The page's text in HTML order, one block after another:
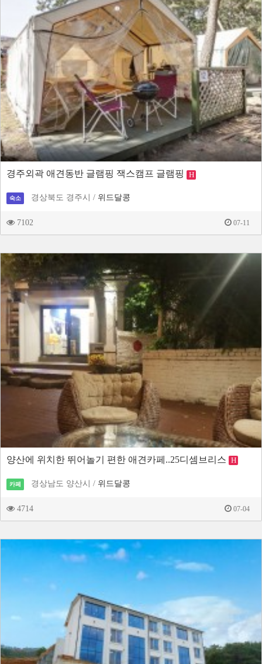
경주외곽 애견동반 글램핑 잭스캠프 글램핑 H
숙소 경상북도 경주시 / 위드달콩
7102 07-11
양산에 위치한 뛰어놀기 편한 애견카페..25디셈브리스 H
카페 경상남도 양산시 / 위드달콩
4714 07-04